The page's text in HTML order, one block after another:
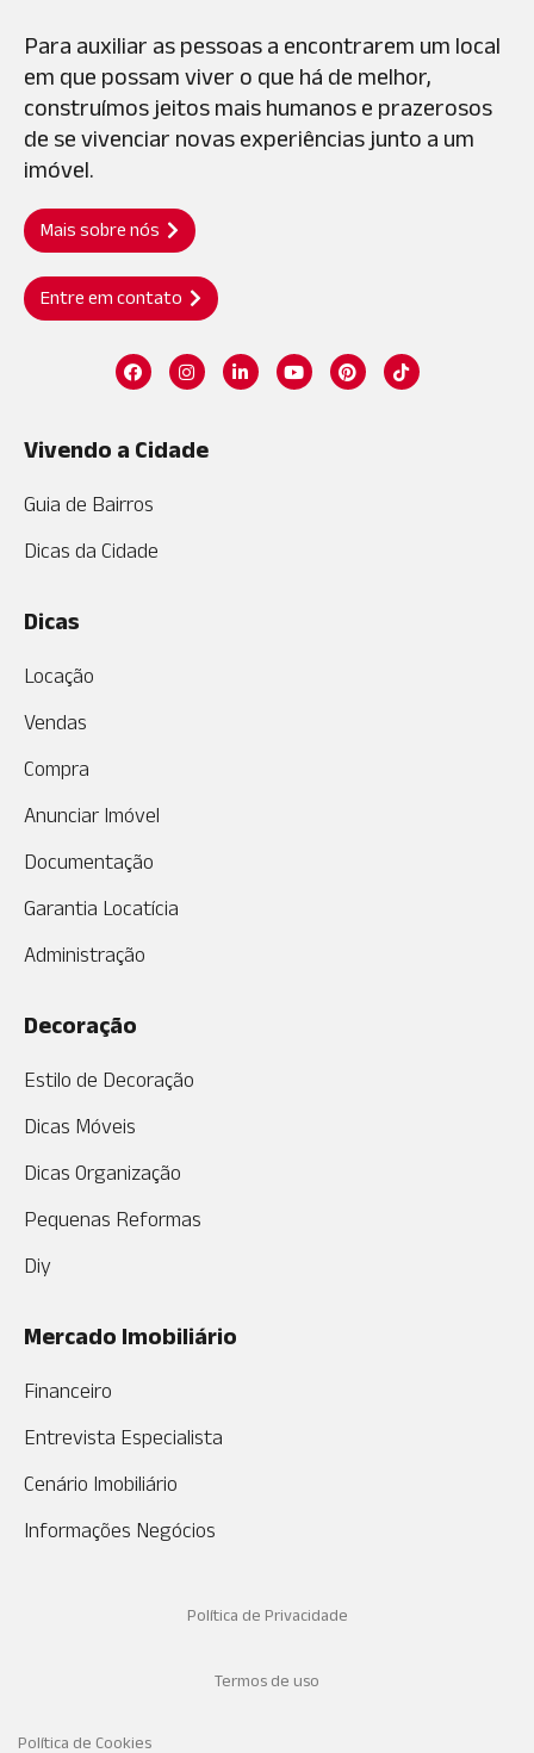
Para auxiliar as pessoas a encontrarem um local
em que possam viver o que há de melhor,
construímos jeitos mais humanos e prazerosos
de se vivenciar novas experiências junto a um
imóvel.
Mais sobre nós
Entre em contato
Vivendo a Cidade
Guia de Bairros
Dicas da Cidade
Dicas
Locação
Vendas
Compra
Anunciar Imóvel
Documentação
Garantia Locatícia
Administração
Decoração
Estilo de Decoração
Dicas Móveis
Dicas Organização
Pequenas Reformas
Diy
Mercado Imobiliário
Financeiro
Entrevista Especialista
Cenário Imobiliário
Informações Negócios
Política de Privacidade
Termos de uso
Política de Cookies